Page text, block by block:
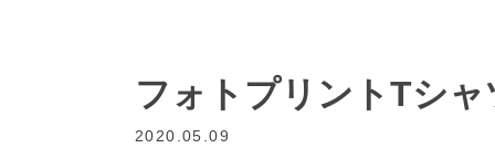
フォトプリントTシャ
2020.05.09